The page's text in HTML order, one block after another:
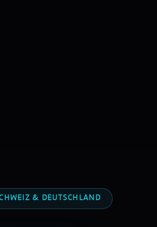
& DEUTSCHLAND